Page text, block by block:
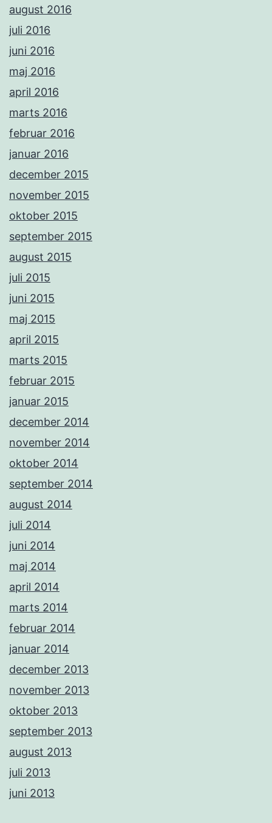
august 2016
juli 2016
juni 2016
maj 2016
april 2016
marts 2016
februar 2016
januar 2016
december 2015
november 2015
oktober 2015
september 2015
august 2015
juli 2015
juni 2015
maj 2015
april 2015
marts 2015
februar 2015
januar 2015
december 2014
november 2014
oktober 2014
september 2014
august 2014
juli 2014
juni 2014
maj 2014
april 2014
marts 2014
februar 2014
januar 2014
december 2013
november 2013
oktober 2013
september 2013
august 2013
juli 2013
juni 2013